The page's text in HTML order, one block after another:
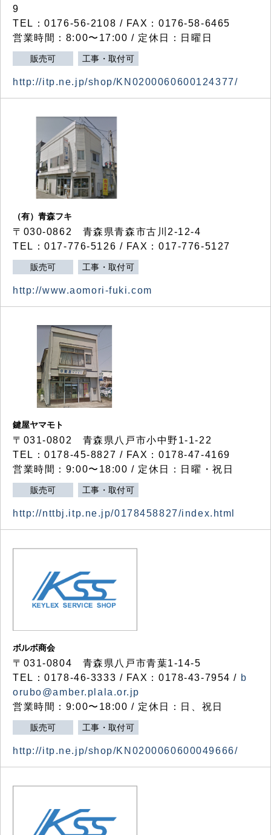
9
TEL：0176-56-2108 / FAX：0176-58-6465
営業時間：8:00〜17:00 / 定休日：日曜日
販売可 工事・取付可
http://itp.ne.jp/shop/KN0200060600124377/
（有）青森フキ
〒030-0862 青森県青森市古川2-12-4
TEL：017-776-5126 / FAX：017-776-5127
販売可 工事・取付可
http://www.aomori-fuki.com
鍵屋ヤマモト
〒031-0802 青森県八戸市小中野1-1-22
TEL：0178-45-8827 / FAX：0178-47-4169
営業時間：9:00〜18:00 / 定休日：日曜・祝日
販売可 工事・取付可
http://nttbj.itp.ne.jp/0178458827/index.html
ボルボ商会
〒031-0804 青森県八戸市青葉1-14-5
TEL：0178-46-3333 / FAX：0178-43-7954 / b
orubo@amber.plala.or.jp
営業時間：9:00〜18:00 / 定休日：日、祝日
販売可 工事・取付可
http://itp.ne.jp/shop/KN0200060600049666/